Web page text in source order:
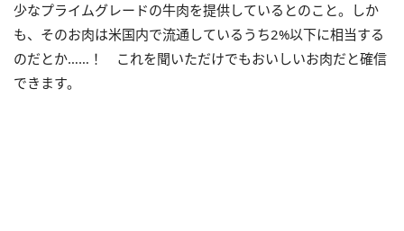
少なプライムグレードの牛肉を提供しているとのこと。しか
も、そのお肉は米国内で流通しているうち2%以下に相当する
のだとか……！ これを聞いただけでもおいしいお肉だと確信
できます。